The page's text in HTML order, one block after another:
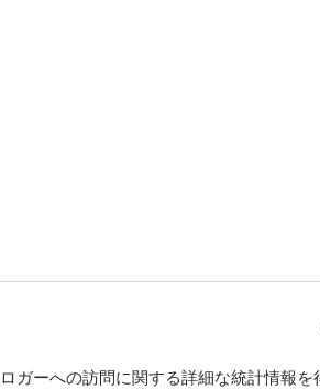
ガーへの訪問に関する詳細な統計情報